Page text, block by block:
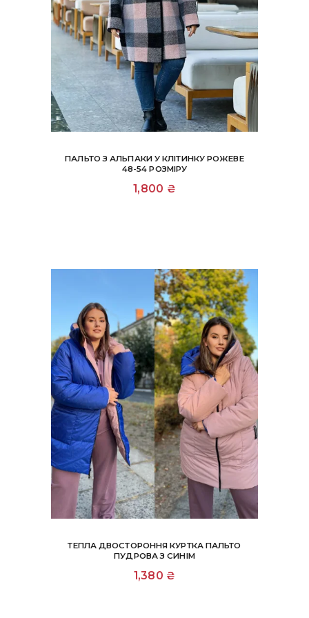
ПАЛЬТО З АЛЬПАКИ У КЛІТИНКУ РОЖЕВЕ
48-54 РОЗМІРУ
1,800 ₴
ТЕПЛА ДВОСТОРОННЯ КУРТКА ПАЛЬТО
ПУДРОВА З СИНІМ
1,380 ₴